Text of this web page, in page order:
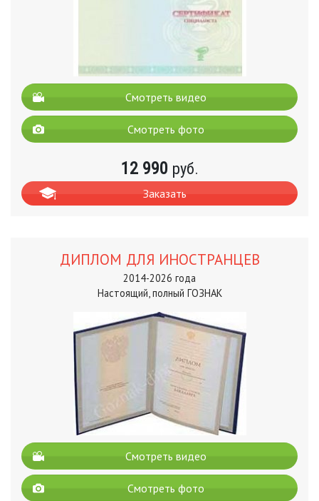
Смотреть видео
Смотреть фото
12 990 руб.
Заказать
ДИПЛОМ ДЛЯ ИНОСТРАНЦЕВ
2014-2026 года
Настоящий, полный ГОЗНАК
Смотреть видео
Смотреть фото